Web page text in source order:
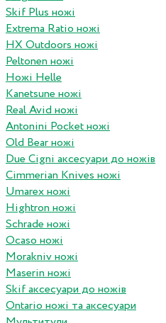
Skif Plus ножі
Extrema Ratio ножі
HX Outdoors ножі
Peltonen ножі
Ножі Helle
Kanetsune ножі
Real Avid ножі
Antonini Pocket ножі
Old Bear ножі
Due Cigni аксесуари до ножів
Cimmerian Knives ножі
Umarex ножі
Hightron ножі
Schrade ножі
Ocaso ножі
Morakniv ножі
Maserin ножі
Skif аксесуари до ножів
Ontario ножі та аксесуари